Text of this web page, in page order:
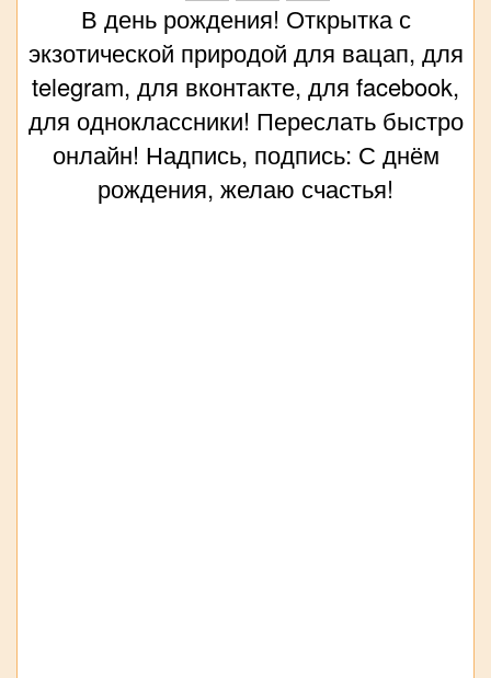
В день рождения! Открытка с
экзотической природой для вацап, для
telegram, для вконтакте, для facebook,
для одноклассники! Переслать быстро
онлайн! Надпись, подпись: С днём
рождения, желаю счастья!